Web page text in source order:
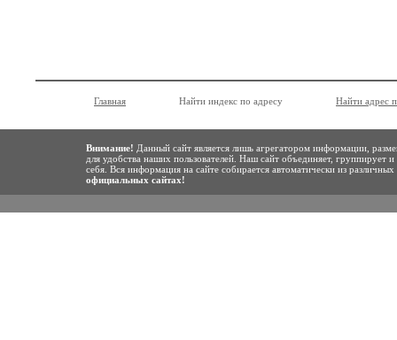
Главная Найти индекс по адресу Найти адрес
Внимание! Данный сайт является лишь агрегатором информации,
для удобства наших пользователей. Наш сайт объединяет,
себя. Вся информация на сайте собирается автоматически из
официальных сайтах!